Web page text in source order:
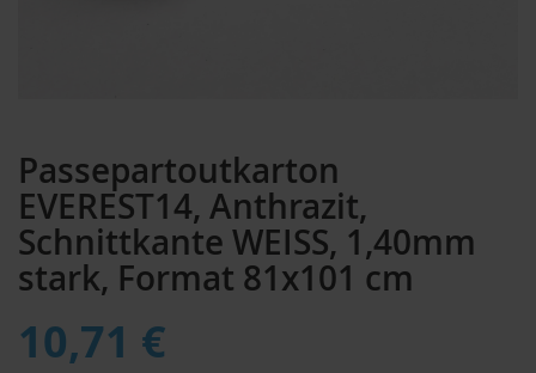
Passepartoutkarton
EVEREST14, Anthrazit,
Schnittkante WEISS, 1,40mm
stark, Format 81x101 cm
10,71 €
der
Bildergalerie
springen